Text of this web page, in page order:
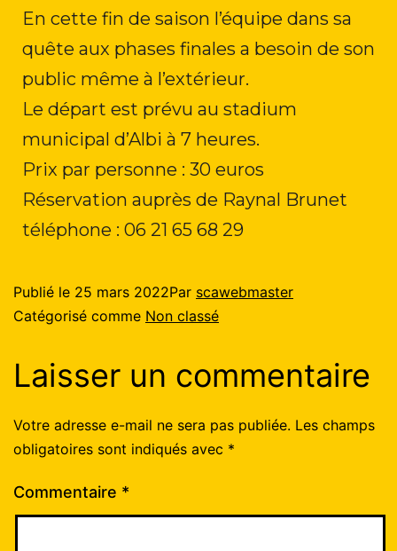
En cette fin de saison l’équipe dans sa
quête aux phases finales a besoin de son
public même à l’extérieur.
Le départ est prévu au stadium
municipal d’Albi à 7 heures.
Prix par personne : 30 euros
Réservation auprès de Raynal Brunet
téléphone : 06 21 65 68 29
Publié le 25 mars 2022Par scawebmaster
Catégorisé comme Non classé
Laisser un commentaire
Votre adresse e-mail ne sera pas publiée. Les champs
obligatoires sont indiqués avec *
Commentaire *